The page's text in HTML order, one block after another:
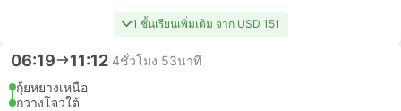
1 ชั้นเรียนเพิ่มเติม จาก USD 151
06:19 11:12 4ชั่วโมง 53นาที
กุ้ยหยางเหนือ
กวางโจวใต้